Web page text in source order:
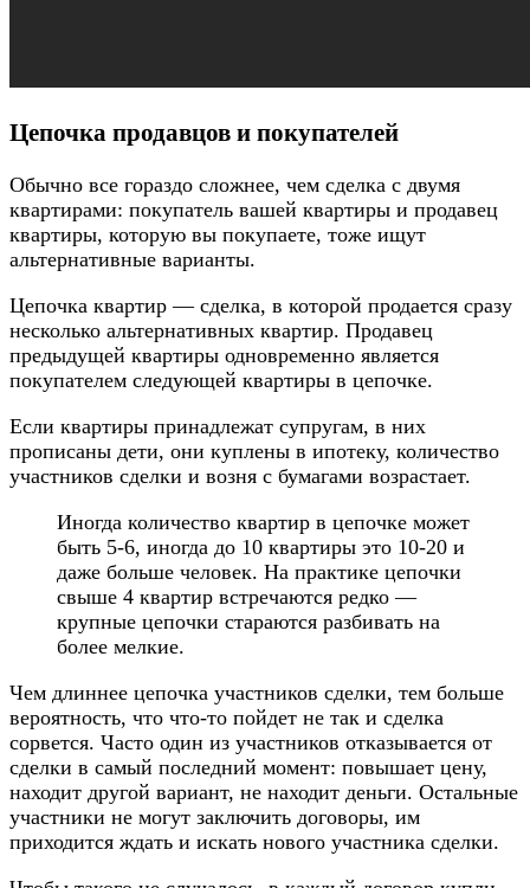
Цепочка продавцов и покупателей
Обычно все гораздо сложнее, чем сделка с двумя
квартирами: покупатель вашей квартиры и продавец
квартиры, которую вы покупаете, тоже ищут
альтернативные варианты.
Цепочка квартир — сделка, в которой продается сразу
несколько альтернативных квартир. Продавец
предыдущей квартиры одновременно является
покупателем следующей квартиры в цепочке.
Если квартиры принадлежат супругам, в них
прописаны дети, они куплены в ипотеку, количество
участников сделки и возня с бумагами возрастает.
Иногда количество квартир в цепочке может
быть 5-6, иногда до 10 квартиры это 10-20 и
даже больше человек. На практике цепочки
свыше 4 квартир встречаются редко —
крупные цепочки стараются разбивать на
более мелкие.
Чем длиннее цепочка участников сделки, тем больше
вероятность, что что-то пойдет не так и сделка
сорвется. Часто один из участников отказывается от
сделки в самый последний момент: повышает цену,
находит другой вариант, не находит деньги. Остальные
участники не могут заключить договоры, им
приходится ждать и искать нового участника сделки.